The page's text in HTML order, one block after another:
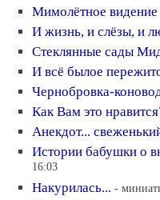
Мимолётное видение
И жизнь, и слёзы, и
Стеклянные сады
И всё былое
Чернобровка-
Как Вам это
Анекдот...
Истории бабушки о
16:03
Накурилась... -